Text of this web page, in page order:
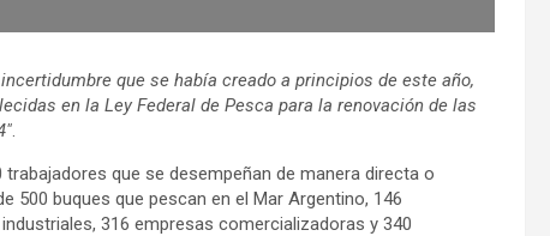
que se había creado a principios de este año,
en la Ley Federal de Pesca para la renovación de las
.
que se desempeñan de manera directa o
500 buques que pescan en el Mar Argentino, 146
316 empresas comercializadoras y 340